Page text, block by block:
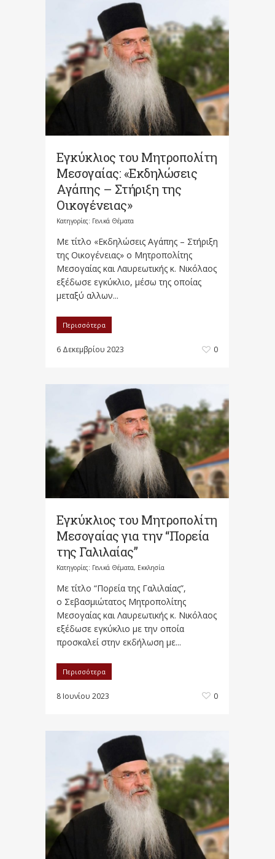
Εγκύκλιος του Μητροπολίτη
Μεσογαίας: «Εκδηλώσεις
Αγάπης – Στήριξη της
Οικογένειας»
Κατηγορίες: Γενικά Θέματα
Με τίτλο «Εκδηλώσεις Αγάπης – Στήριξη
της Οικογένειας» ο Μητροπολίτης
Μεσογαίας και Λαυρεωτικής κ. Νικόλαος
εξέδωσε εγκύκλιο, μέσω της οποίας
μεταξύ αλλων...
Περισσότερα
6 Δεκεμβρίου 2023 0
Εγκύκλιος του Μητροπολίτη
Μεσογαίας για την “Πορεία
της Γαλιλαίας”
Κατηγορίες: Γενικά Θέματα, Εκκλησία
Με τίτλο “Πορεία της Γαλιλαίας”,
ο Σεβασμιώτατος Μητροπολίτης
Μεσογαίας και Λαυρεωτικής κ. Νικόλαος
εξέδωσε εγκύκλιο με την οποία
προσκαλεί στην εκδήλωση με...
Περισσότερα
8 Ιουνίου 2023 0